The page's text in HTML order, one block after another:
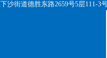
沙街道德胜东路2659号5层111-3